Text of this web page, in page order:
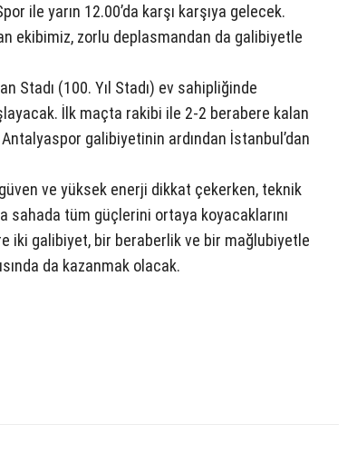
ile yarın 12.00’da karşı karşıya gelecek.
ekibimiz, zorlu deplasmandan da galibiyetle
Stadı (100. Yıl Stadı) ev sahipliğinde
İlk maçta rakibi ile 2-2 berabere kalan
galibiyetinin ardından İstanbul’dan
ve yüksek enerji dikkat çekerken, teknik
tüm güçlerini ortaya koyacaklarını
iki galibiyet, bir beraberlik ve bir mağlubiyetle
da kazanmak olacak.